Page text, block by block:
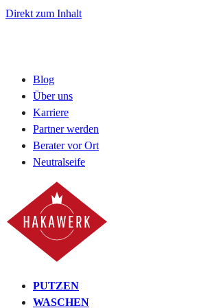
Direkt zum Inhalt
Blog
Über uns
Karriere
Partner werden
Berater vor Ort
Neutralseife
PUTZEN
WASCHEN